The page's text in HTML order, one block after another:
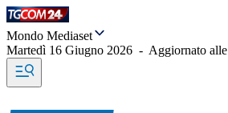
Mondo Mediaset
Martedì 16 Giugno 2026 - Aggiornato alle